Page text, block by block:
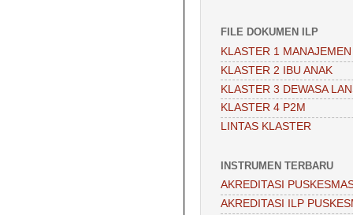
FILE DOKUMEN ILP
KLASTER 1 MANAJEMEN
KLASTER 2 IBU ANAK
KLASTER 3 DEWASA
KLASTER 4 P2M
LINTAS KLASTER
INSTRUMEN TERBARU
AKREDITASI
AKREDITASI ILP